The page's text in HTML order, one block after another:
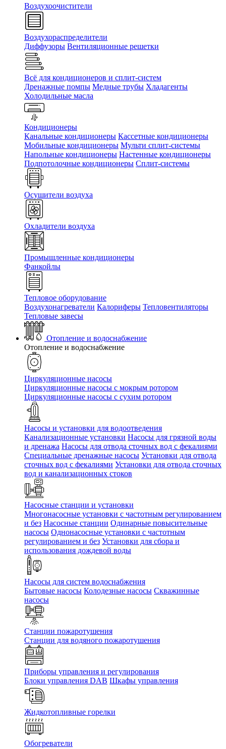
Воздухоочистители
Воздухораспределители
Диффузоры Вентиляционные решетки
Всё для кондиционеров и сплит-систем
Дренажные помпы Медные трубы Хладагенты
Холодильные масла
Кондиционеры
Канальные кондиционеры Кассетные кондиционеры
Мобильные кондиционеры Мульти сплит-системы
Напольные кондиционеры Настенные кондиционеры
Подпотолочные кондиционеры Сплит-системы
Осушители воздуха
Охладители воздуха
Промышленные кондиционеры
Фанкойлы
Тепловое оборудование
Воздухонагреватели Калориферы Тепловентиляторы
Тепловые завесы
Отопление и водоснабжение
Отопление и водоснабжение
Циркуляционные насосы
Циркуляционные насосы с мокрым ротором
Циркуляционные насосы с сухим ротором
Насосы и установки для водоотведения
Канализационные установки Насосы для грязной воды
и дренажа Насосы для отвода сточных вод c фекалиями
Специальные дренажные насосы Установки для отвода
сточных вод c фекалиями Установки для отвода сточных
вод и канализационных стоков
Насосные станции и установки
Многонасосные установки с частотным регулированием
и без Насосные станции Одинарные повысительные
насосы Однонасосные установки с частотным
регулированием и без Установки для сбора и
использования дождевой воды
Насосы для систем водоснабжения
Бытовые насосы Колодезные насосы Скважинные
насосы
Станции пожаротушения
Станции для водяного пожаротушения
Приборы управления и регулирования
Блоки управления DAB Шкафы управления
Жидкотопливные горелки
Обогреватели